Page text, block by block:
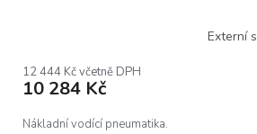
Externí
12 444 Kč včetně DPH
10 284 Kč
Nákladní vodící pneumatika.